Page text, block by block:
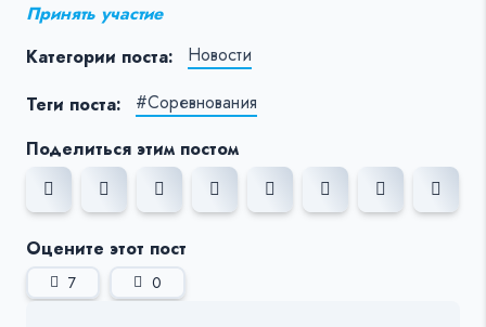
Принять участие
Категории поста:
Новости
Теги поста:
#Соревнования
Поделиться этим постом
Оцените этот пост
7 0